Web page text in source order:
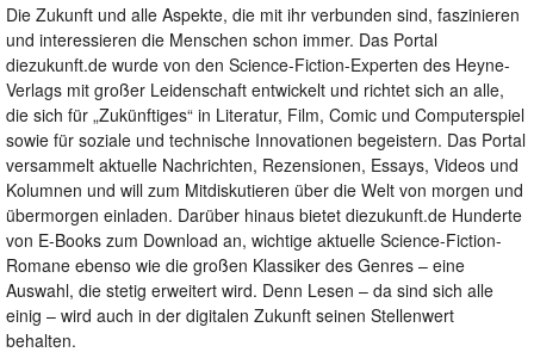
Die Zukunft und alle Aspekte, die mit ihr verbunden sind, faszinieren
und interessieren die Menschen schon immer. Das Portal
diezukunft.de wurde von den Science-Fiction-Experten des Heyne-
Verlags mit großer Leidenschaft entwickelt und richtet sich an alle,
die sich für „Zukünftiges“ in Literatur, Film, Comic und Computerspiel
sowie für soziale und technische Innovationen begeistern. Das Portal
versammelt aktuelle Nachrichten, Rezensionen, Essays, Videos und
Kolumnen und will zum Mitdiskutieren über die Welt von morgen und
übermorgen einladen. Darüber hinaus bietet diezukunft.de Hunderte
von E-Books zum Download an, wichtige aktuelle Science-Fiction-
Romane ebenso wie die großen Klassiker des Genres – eine
Auswahl, die stetig erweitert wird. Denn Lesen – da sind sich alle
einig – wird auch in der digitalen Zukunft seinen Stellenwert
behalten.